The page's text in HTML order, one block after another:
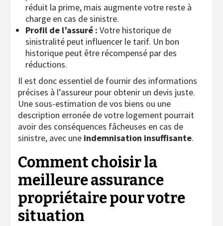
réduit la prime, mais augmente votre reste à
charge en cas de sinistre.
Profil de l’assuré : Votre historique de
sinistralité peut influencer le tarif. Un bon
historique peut être récompensé par des
réductions.
Il est donc essentiel de fournir des informations
précises à l’assureur pour obtenir un devis juste.
Une sous-estimation de vos biens ou une
description erronée de votre logement pourrait
avoir des conséquences fâcheuses en cas de
sinistre, avec une indemnisation insuffisante.
Comment choisir la
meilleure assurance
propriétaire pour votre
situation